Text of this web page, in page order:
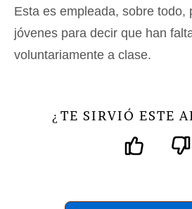
Esta es empleada, sobre todo,
jóvenes para decir que han
voluntariamente a clase.
¿ TE SIRVIÓ ESTE